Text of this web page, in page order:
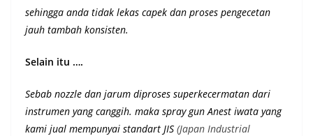
sehingga anda tidak lekas capek dan proses pengecetan
jauh tambah konsisten.
Selain itu ….
Sebab nozzle dan jarum diproses superkecermatan dari
instrumen yang canggih. maka spray gun Anest iwata yang
kami jual mempunyai standart JIS (Japan Industrial